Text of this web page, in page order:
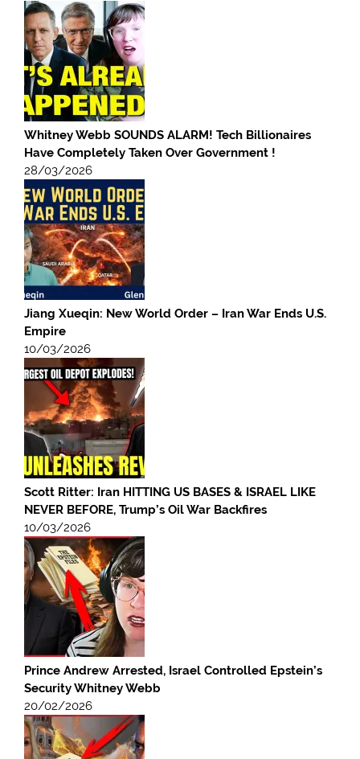
Whitney Webb SOUNDS ALARM! Tech Billionaires
Have Completely Taken Over Government !
28/03/2026
Jiang Xueqin: New World Order – Iran War Ends U.S.
Empire
10/03/2026
Scott Ritter: Iran HITTING US BASES & ISRAEL LIKE
NEVER BEFORE, Trump’s Oil War Backfires
10/03/2026
Prince Andrew Arrested, Israel Controlled Epstein’s
Security Whitney Webb
20/02/2026